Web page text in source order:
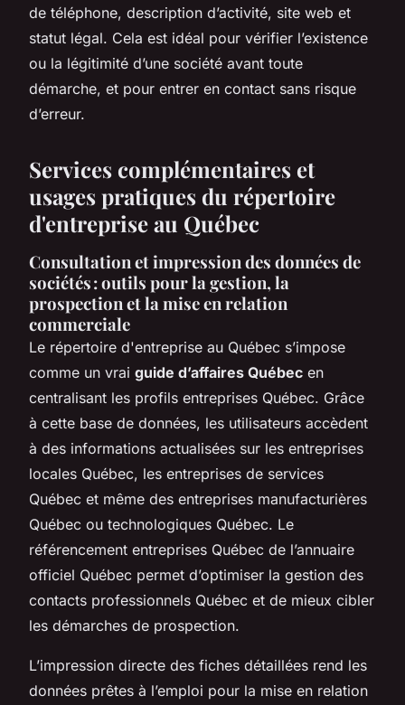
de téléphone, description d’activité, site web et
statut légal. Cela est idéal pour vérifier l’existence
ou la légitimité d’une société avant toute
démarche, et pour entrer en contact sans risque
d’erreur.
Services complémentaires et
usages pratiques du répertoire
d'entreprise au Québec
Consultation et impression des données de
sociétés : outils pour la gestion, la
prospection et la mise en relation
commerciale
Le répertoire d'entreprise au Québec s’impose
comme un vrai guide d’affaires Québec en
centralisant les profils entreprises Québec. Grâce
à cette base de données, les utilisateurs accèdent
à des informations actualisées sur les entreprises
locales Québec, les entreprises de services
Québec et même des entreprises manufacturières
Québec ou technologiques Québec. Le
référencement entreprises Québec de l’annuaire
officiel Québec permet d’optimiser la gestion des
contacts professionnels Québec et de mieux cibler
les démarches de prospection.
L’impression directe des fiches détaillées rend les
données prêtes à l’emploi pour la mise en relation